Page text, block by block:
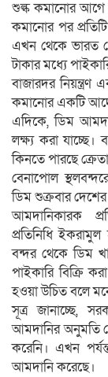
শুল্ক কমানোর আগে
কমানোর পর
এখন থেকে ভারত
টাকার মধ্যে
বাজারদর
কমানোর একটি
এদিকে, ডিম
লক্ষ্য করা যাচ্ছে।
কিনতে পারছে
বেনাপোল
ডিম শুক্রবার
আমদানিকারক
প্রতিনিধি
বন্দর থেকে ডিম
পাইকারি বিক্রি
হওয়া উচিত বলে
সূত্র জানাচ্ছে,
আমদানির অনুমতি
করেনি। এখন
আমদানি করেছে।